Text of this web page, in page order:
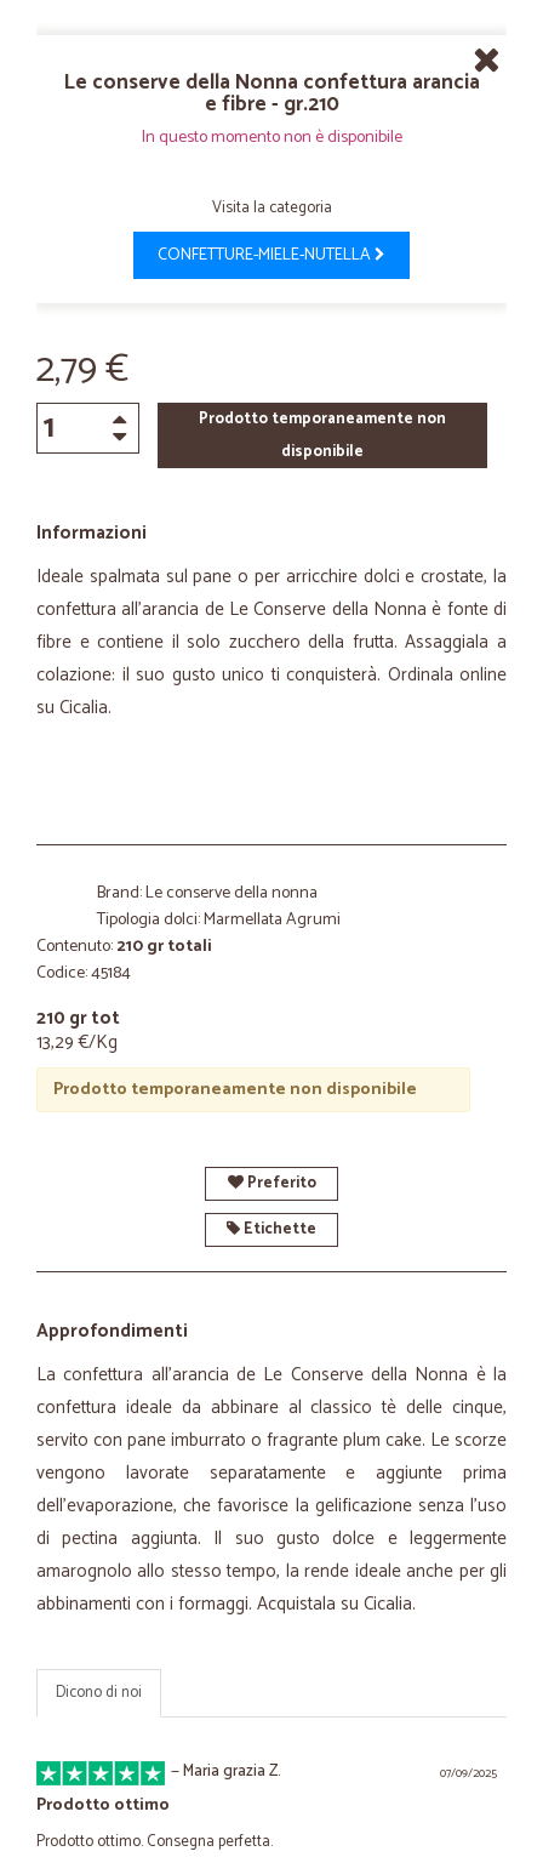
Le conserve della Nonna confettura arancia
e fibre - gr.210
In questo momento non è disponibile
Visita la categoria
CONFETTURE-MIELE-NUTELLA
2,79 €
Prodotto temporaneamente non
disponibile
Informazioni
Ideale spalmata sul pane o per arricchire dolci e crostate, la
confettura all’arancia de Le Conserve della Nonna è fonte di
fibre e contiene il solo zucchero della frutta. Assaggiala a
colazione: il suo gusto unico ti conquisterà. Ordinala online
su Cicalia.
Brand: Le conserve della nonna
Tipologia dolci: Marmellata Agrumi
Contenuto:210 gr totali
Codice: 45184
210 gr tot
13,29 €/Kg
Prodotto temporaneamente non disponibile
Preferito
Etichette
Approfondimenti
La confettura all’arancia de Le Conserve della Nonna è la
confettura ideale da abbinare al classico tè delle cinque,
servito con pane imburrato o fragrante plum cake. Le scorze
vengono lavorate separatamente e aggiunte prima
dell’evaporazione, che favorisce la gelificazione senza l’uso
di pectina aggiunta. Il suo gusto dolce e leggermente
amarognolo allo stesso tempo, la rende ideale anche per gli
abbinamenti con i formaggi. Acquistala su Cicalia.
Dicono di noi
07/09/2025
—Maria grazia Z.
Prodotto ottimo
Prodotto ottimo. Consegna perfetta.